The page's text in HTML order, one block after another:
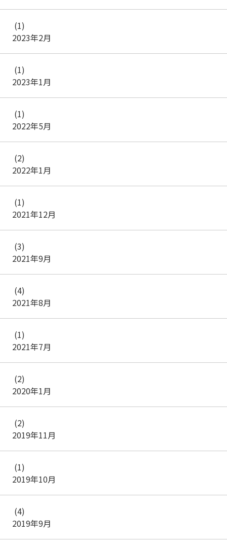
2023年2月
(1)
2023年1月
(1)
2022年5月
(1)
2022年1月
(2)
2021年12月
(1)
2021年9月
(3)
2021年8月
(4)
2021年7月
(1)
2020年1月
(2)
2019年11月
(2)
2019年10月
(1)
2019年9月
(4)